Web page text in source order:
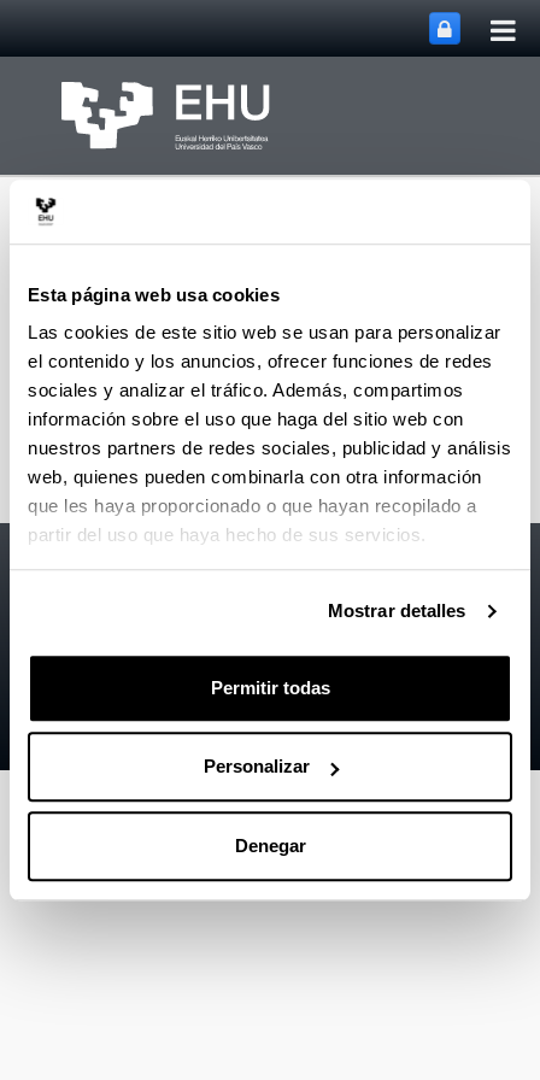
Esta página web usa cookies
Las cookies de este sitio web se usan para personalizar
el contenido y los anuncios, ofrecer funciones de redes
sociales y analizar el tráfico. Además, compartimos
información sobre el uso que haga del sitio web con
nuestros partners de redes sociales, publicidad y análisis
web, quienes pueden combinarla con otra información
que les haya proporcionado o que hayan recopilado a
partir del uso que haya hecho de sus servicios.
Mostrar detalles
Permitir todas
Personalizar
Denegar
Servicio de Cultura de
Álava
MenúAbrir/cerrar
Accesibilidad